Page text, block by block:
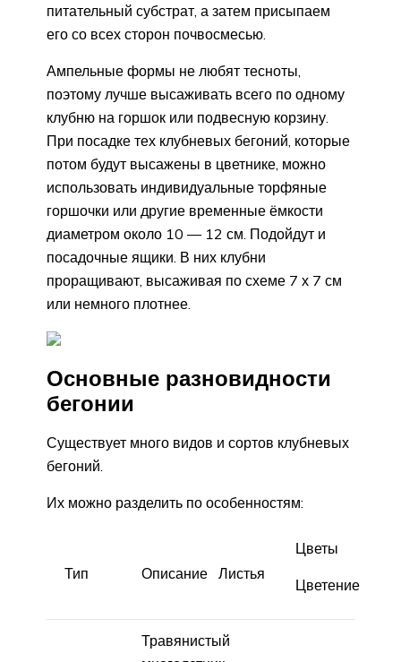
питательный субстрат, а затем присыпаем
его со всех сторон почвосмесью.
Ампельные формы не любят тесноты,
поэтому лучше высаживать всего по одному
клубню на горшок или подвесную корзину.
При посадке тех клубневых бегоний, которые
потом будут высажены в цветнике, можно
использовать индивидуальные торфяные
горшочки или другие временные ёмкости
диаметром около 10 — 12 см. Подойдут и
посадочные ящики. В них клубни
проращивают, высаживая по схеме 7 х 7 см
или немного плотнее.
Основные разновидности
бегонии
Существует много видов и сортов клубневых
бегоний.
Их можно разделить по особенностям:
Тип Описание Листья
Цветы
Цветение
Травянистый